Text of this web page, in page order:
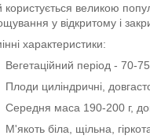
користується великою
у відкритому і
характеристики:
Вегетаційний період - 70-75
Плоди циліндричні,
Середня маса 190-200 г,
М'якоть біла, щільна,